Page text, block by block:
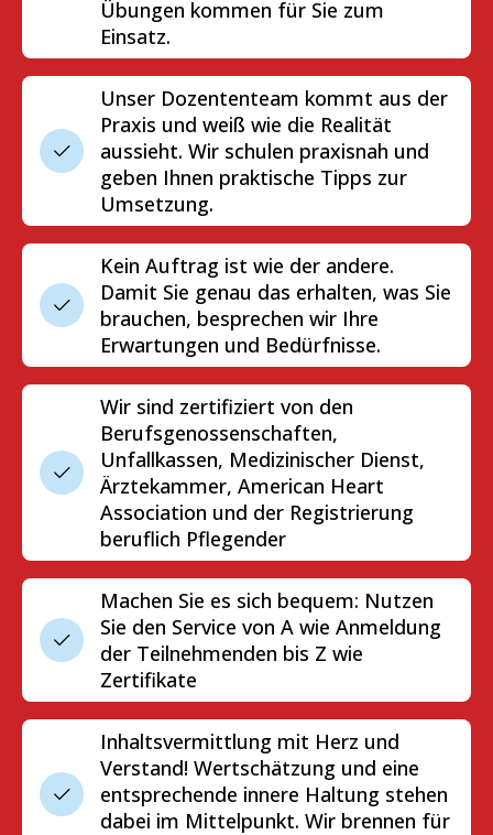
Übungen kommen für Sie zum
Einsatz.
Unser Dozententeam kommt aus der
Praxis und weiß wie die Realität
aussieht. Wir schulen praxisnah und
geben Ihnen praktische Tipps zur
Umsetzung.
Kein Auftrag ist wie der andere.
Damit Sie genau das erhalten, was Sie
brauchen, besprechen wir Ihre
Erwartungen und Bedürfnisse.
Wir sind zertifiziert von den
Berufsgenossenschaften,
Unfallkassen, Medizinischer Dienst,
Ärztekammer, American Heart
Association und der Registrierung
beruflich Pflegender
Machen Sie es sich bequem: Nutzen
Sie den Service von A wie Anmeldung
der Teilnehmenden bis Z wie
Zertifikate
Inhaltsvermittlung mit Herz und
Verstand! Wertschätzung und eine
entsprechende innere Haltung stehen
dabei im Mittelpunkt. Wir brennen für